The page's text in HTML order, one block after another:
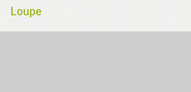
Loupe